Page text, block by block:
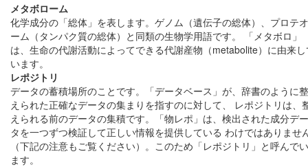
メタボローム
化学成分の「総体」を表します。ゲノム（遺伝子の総体）、プロテオ
ーム（タンパク質の総体）と同類の生物学用語です。 「メタボロ」
は、生命の代謝活動によってできる代謝産物（metabolite）に由来
います。
レポジトリ
データの蓄積場所のことです。「データベース」が、辞書のように整
えられた正確なデータの集まりを指すのに対して、 レポジトリは、
えられる前のデータの集積です。「物レポ」は、検出された成分デー
タを一つずつ検証して正しい情報を提供している わけではありませ
（下記の注意もご覧ください）。このため「レポジトリ」と呼んでい
ます。